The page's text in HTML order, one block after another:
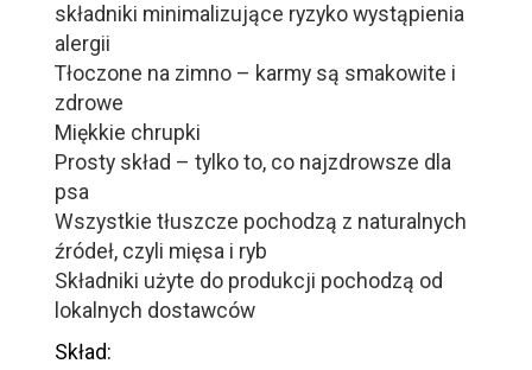
składniki minimalizujące ryzyko wystąpienia
alergii
Tłoczone na zimno – karmy są smakowite i
zdrowe
Miękkie chrupki
Prosty skład – tylko to, co najzdrowsze dla
psa
Wszystkie tłuszcze pochodzą z naturalnych
źródeł, czyli mięsa i ryb
Składniki użyte do produkcji pochodzą od
lokalnych dostawców
Skład: